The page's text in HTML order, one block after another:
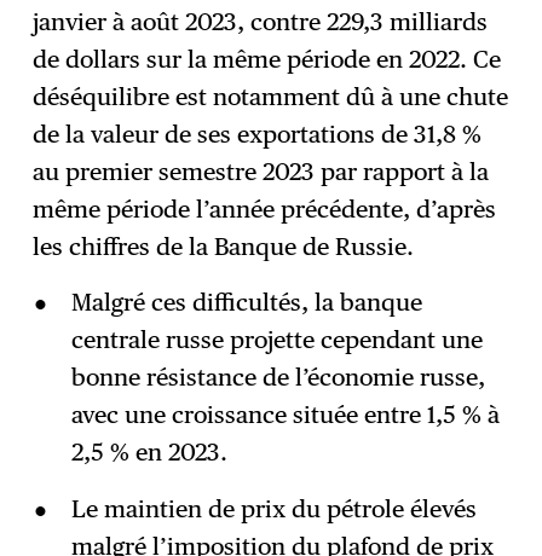
janvier à août 2023, contre 229,3 milliards
de dollars sur la même période en 2022. Ce
déséquilibre est notamment dû à une chute
de la valeur de ses exportations de 31,8 %
au premier semestre 2023 par rapport à la
même période l’année précédente, d’après
les chiffres de la Banque de Russie.
Malgré ces difficultés, la banque
centrale russe projette cependant une
bonne résistance de l’économie russe,
avec une croissance située entre 1,5 % à
2,5 % en 2023.
Le maintien de prix du pétrole élevés
malgré l’imposition du plafond de prix